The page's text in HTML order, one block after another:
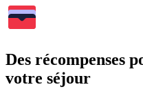
Des récompenses
votre séjour